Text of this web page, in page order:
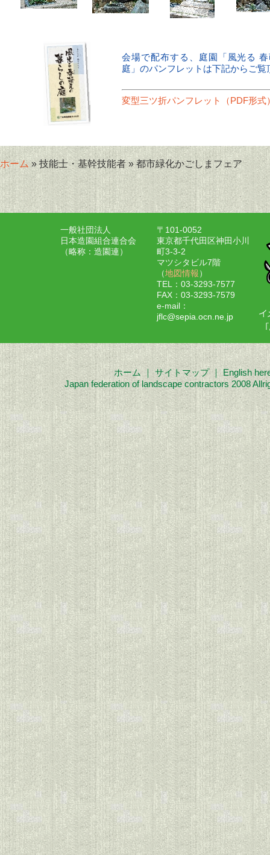
会場で配布する、庭園「風光る
庭」のパンフレットは下記からご覧
変型三ツ折パンフレット（PDF形式
ホーム» 技能士・基幹技能者 » 都市緑化かごしまフェア
一般社団法人
日本造園組合連合会
（略称：造園連）
〒101-0052
東京都千代田区神田小川
町3-3-2
マツシタビル7階
（地図情報）
TEL：03-3293-7577
FAX：03-3293-7579
e-mail：
jflc@sepia.ocn.ne.jp
ホーム ｜サイトマップ｜English
Japan federation of landscape contractors 2008